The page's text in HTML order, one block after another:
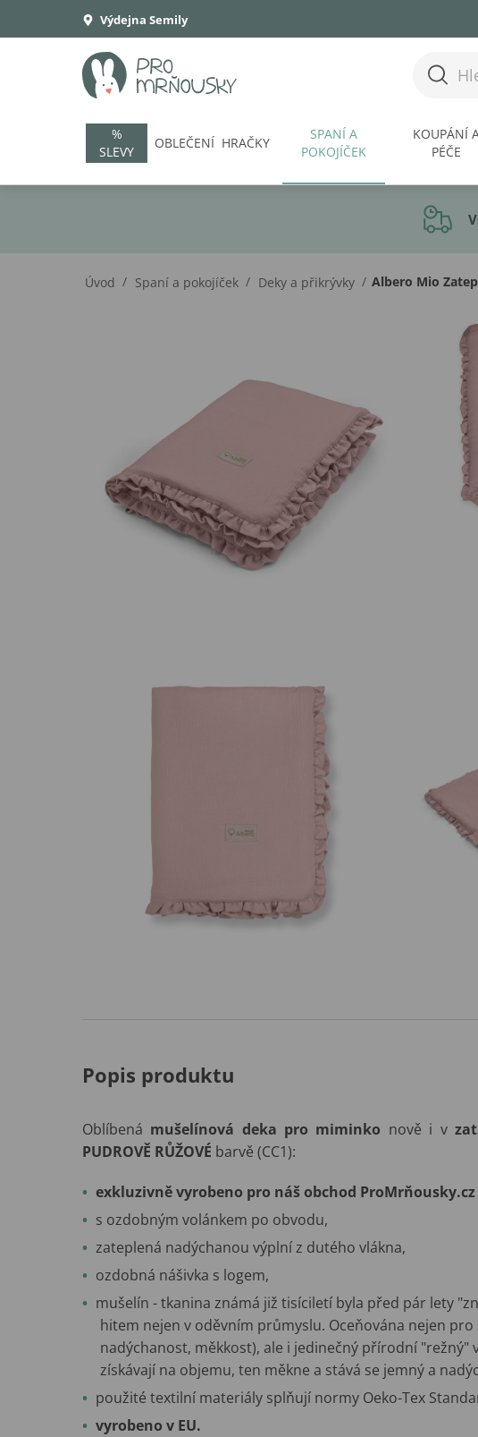
Výdejna Semily
%
SLEVY
OBLEČENÍ HRAČKY
SPANÍ A
POKOJÍČEK
KOUPÁNÍ
PÉČE
Úvod / Spaní a pokojíček / Deky a přikrývky / Albero Mio
Popis produktu
Oblíbená mušelínová deka pro miminko nově i v
PUDROVĚ RŮŽOVÉ barvě (CC1):
exkluzivně vyrobeno pro náš obchod ProMrňousky.cz
s ozdobným volánkem po obvodu,
zateplená nadýchanou výplní z dutého vlákna,
ozdobná nášivka s logem,
mušelín - tkanina známá již tisíciletí byla před pár lety
hitem nejen v oděvním průmyslu. Oceňována nejen
nadýchanost, měkkost), ale i jedinečný přírodní "režný"
získávají na objemu, ten měkne a stává se jemný a
použité textilní materiály splňují normy Oeko-Tex
vyrobeno v EU.